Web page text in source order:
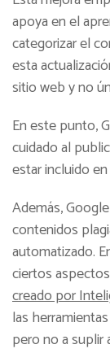
apoya en el
categorizar el
esta
sitio web y no
En este punto,
cuidado al
estar incluido
Además,
contenidos
automatizado.
ciertos
creado por
las
pero no a suplir